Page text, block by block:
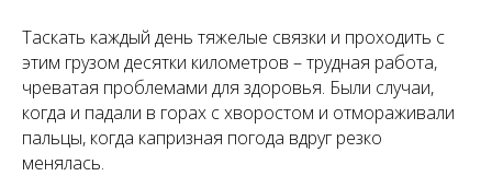
Таскать каждый день тяжелые связки и проходить с
этим грузом десятки километров – трудная работа,
чреватая проблемами для здоровья. Были случаи,
когда и падали в горах с хворостом и отмораживали
пальцы, когда капризная погода вдруг резко
менялась.